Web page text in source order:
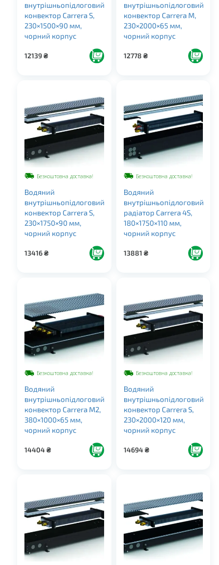
внутрішньопідлоговий
конвектор Carrera S,
230×1500×90 мм,
чорний корпус
12139₴
внутрішньопідлоговий
конвектор Carrera M,
230×2000×65 мм,
чорний корпус
12778 ₴
Безкоштовна доставка!
Водяний
внутрішньопідлоговий
конвектор Carrera S,
230×1750×90 мм,
чорний корпус
13416₴
Безкоштовна доставка!
Водяний
внутрішньопідлоговий
радіатор Carrera 4S,
180×1750×110 мм,
чорний корпус
13881 ₴
Безкоштовна доставка!
Водяний
внутрішньопідлоговий
конвектор Carrera M2,
380×1000×65 мм,
чорний корпус
14404₴
Безкоштовна доставка!
Водяний
внутрішньопідлоговий
конвектор Carrera S,
230×2000×120 мм,
чорний корпус
14694₴